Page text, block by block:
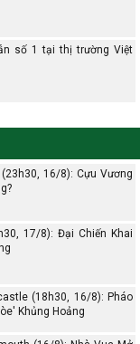
số 1 tại thị trường Việt
16/8): Cựu Vương
17/8): Đại Chiến Khai
(18h30, 16/8): Pháo
Khủng Hoảng